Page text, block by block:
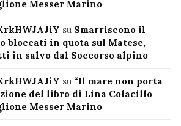
Messer Marino
su Smarriscono il
bloccati in quota sul Matese,
in salvo dal Soccorso alpino
su “Il mare non porta
del libro di Lina Colacillo
Messer Marino